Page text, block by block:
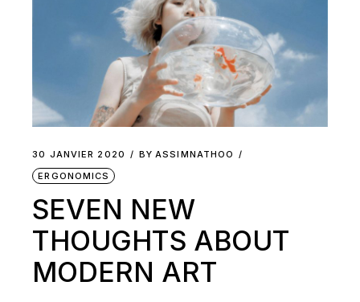
30 JANVIER 2020 BY ASSIMNATHOO
ERGONOMICS
SEVEN NEW
THOUGHTS ABOUT
MODERN ART